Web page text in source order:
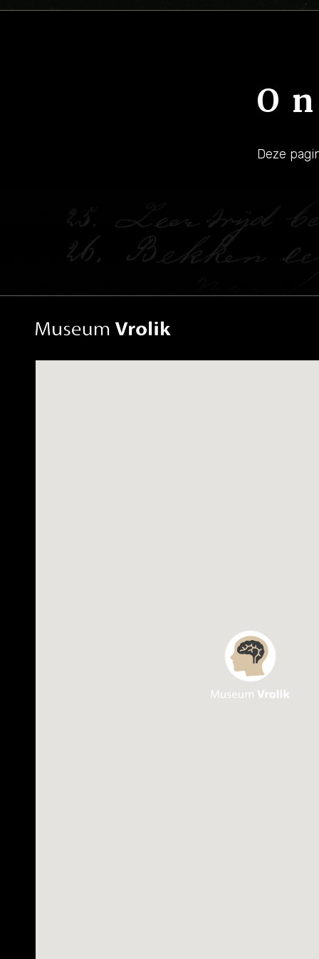
Deze